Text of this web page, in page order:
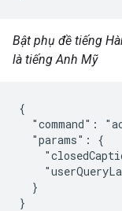
Bật phụ đề tiếng
là tiếng Anh Mỹ
{
"command":
  "params": {
  }
}